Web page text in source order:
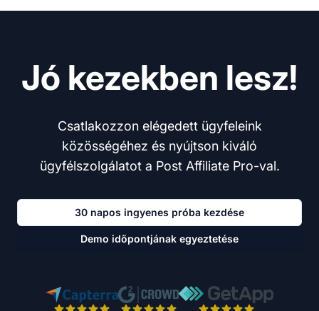
Jó kezekben lesz!
Csatlakozzon elégedett ügyfeleink
közösségéhez és nyújtson kiváló
ügyfélszolgálatot a Post Affiliate Pro-val.
30 napos ingyenes próba kezdése
Demo időpontjának egyeztetése